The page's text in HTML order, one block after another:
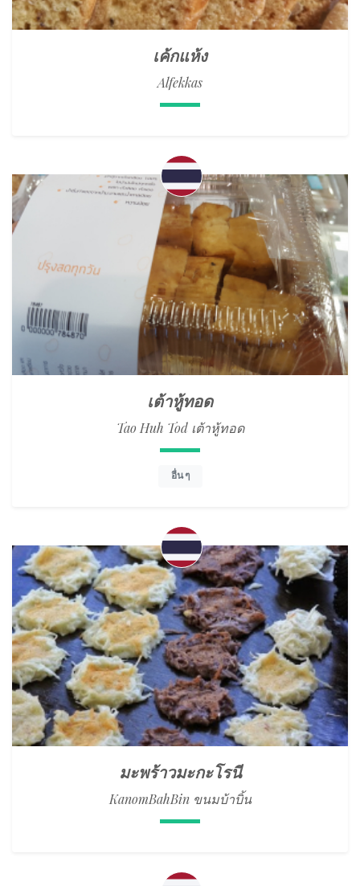
เค้กแห้ง
Alfekkas
เต้าหู้ทอด
Tao Huh Tod เต้าหู้ทอด
อื่น ๆ
มะพร้าวมะกะโรนี
KanomBahBin ขนมบ้าบิ้น